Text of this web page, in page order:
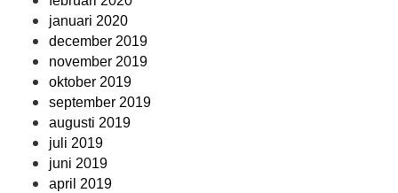
januari 2020
december 2019
november 2019
oktober 2019
september 2019
augusti 2019
juli 2019
juni 2019
april 2019